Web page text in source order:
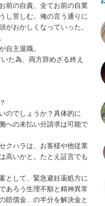
前の自責。全てお前の自業
し苦しむ。俺の言う通りに
おかしくなっていった。
自主退職。
た為、両方辞めざる終え
のでしょうか？具体的に
への未払い分請求は可能で
クハラは、お客様や他従業
高いかと。たとえ証言でも
として、緊急避妊薬処方に
あろう生理不順と精神異常
賠償金…の半分を解決金と